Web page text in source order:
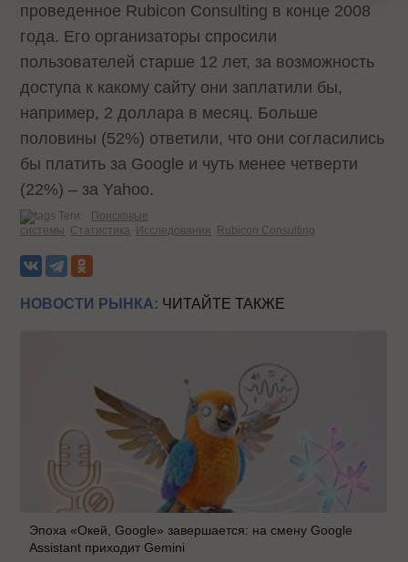
проведенное Rubicon Consulting в конце 2008
года. Его организаторы спросили
пользователей старше 12 лет, за возможность
доступа к какому сайту они заплатили бы,
например, 2 доллара в месяц. Больше
половины (52%) ответили, что они согласились
бы платить за Google и чуть менее четверти
(22%) – за Yahoo.
Теги:
Поисковые
системы Статистика Исследования Rubicon Consulting
НОВОСТИ РЫНКА: ЧИТАЙТЕ ТАКЖЕ
Эпоха «Окей, Google» завершается: на смену Google
Assistant приходит Gemini